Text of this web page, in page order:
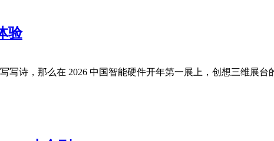
验
诗，那么在 2026 中国智能硬件开年第一展上，创想三维展